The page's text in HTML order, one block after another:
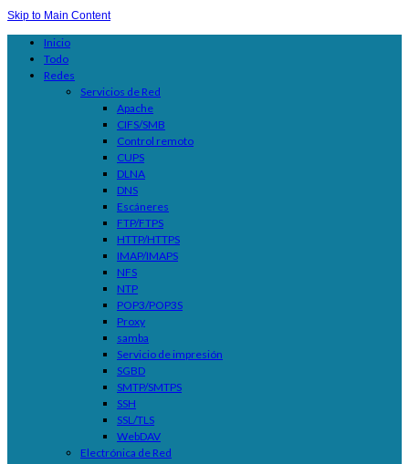
Skip to Main Content
Inicio
Todo
Redes
Servicios de Red
Apache
CIFS/SMB
Control remoto
CUPS
DLNA
DNS
Escáneres
FTP/FTPS
HTTP/HTTPS
IMAP/IMAPS
NFS
NTP
POP3/POP3S
Proxy
samba
Servicio de impresión
SGBD
SMTP/SMTPS
SSH
SSL/TLS
WebDAV
Electrónica de Red